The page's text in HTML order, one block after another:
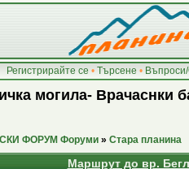
Регистрирайте се • Търсене •
могила- Врачаснки
ФОРУМ Форуми » Стара планина
Маршрут до вр.